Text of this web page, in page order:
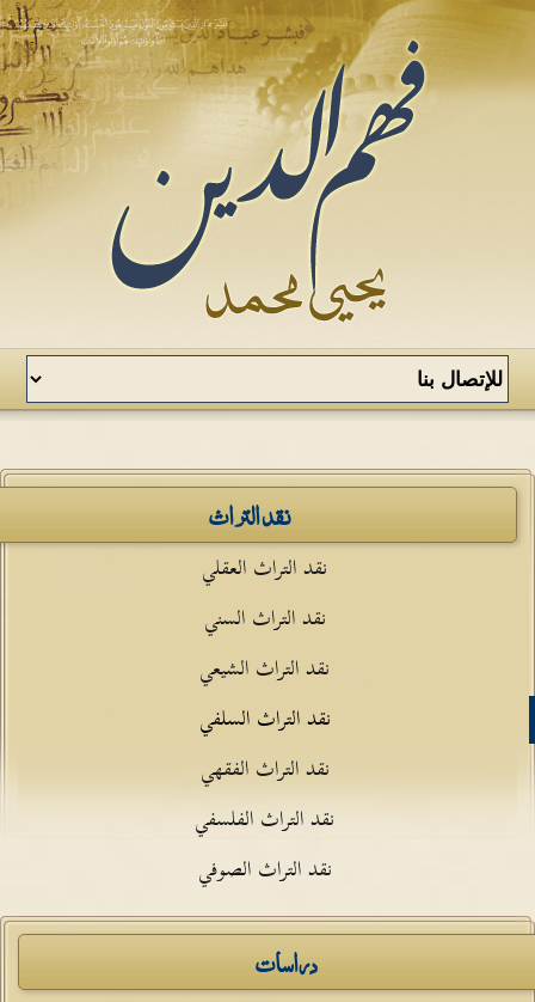
نقد التراث
نقد التراث العقلي
نقد التراث السني
نقد التراث الشيعي
نقد التراث السلفي
نقد التراث الفقهي
نقد التراث الفلسفي
نقد التراث الصوفي
دراسات